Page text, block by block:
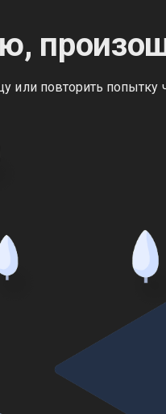
или повторить попытку